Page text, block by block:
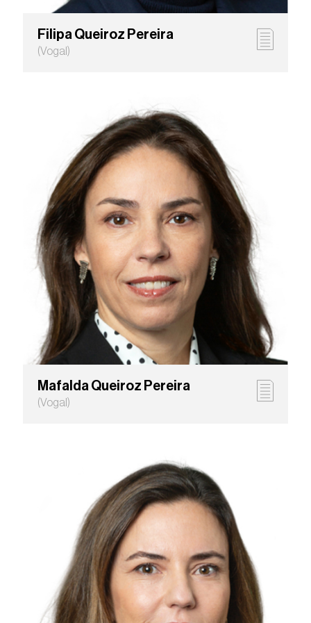
Filipa Queiroz Pereira
(Vogal)
Mafalda Queiroz Pereira
(Vogal)